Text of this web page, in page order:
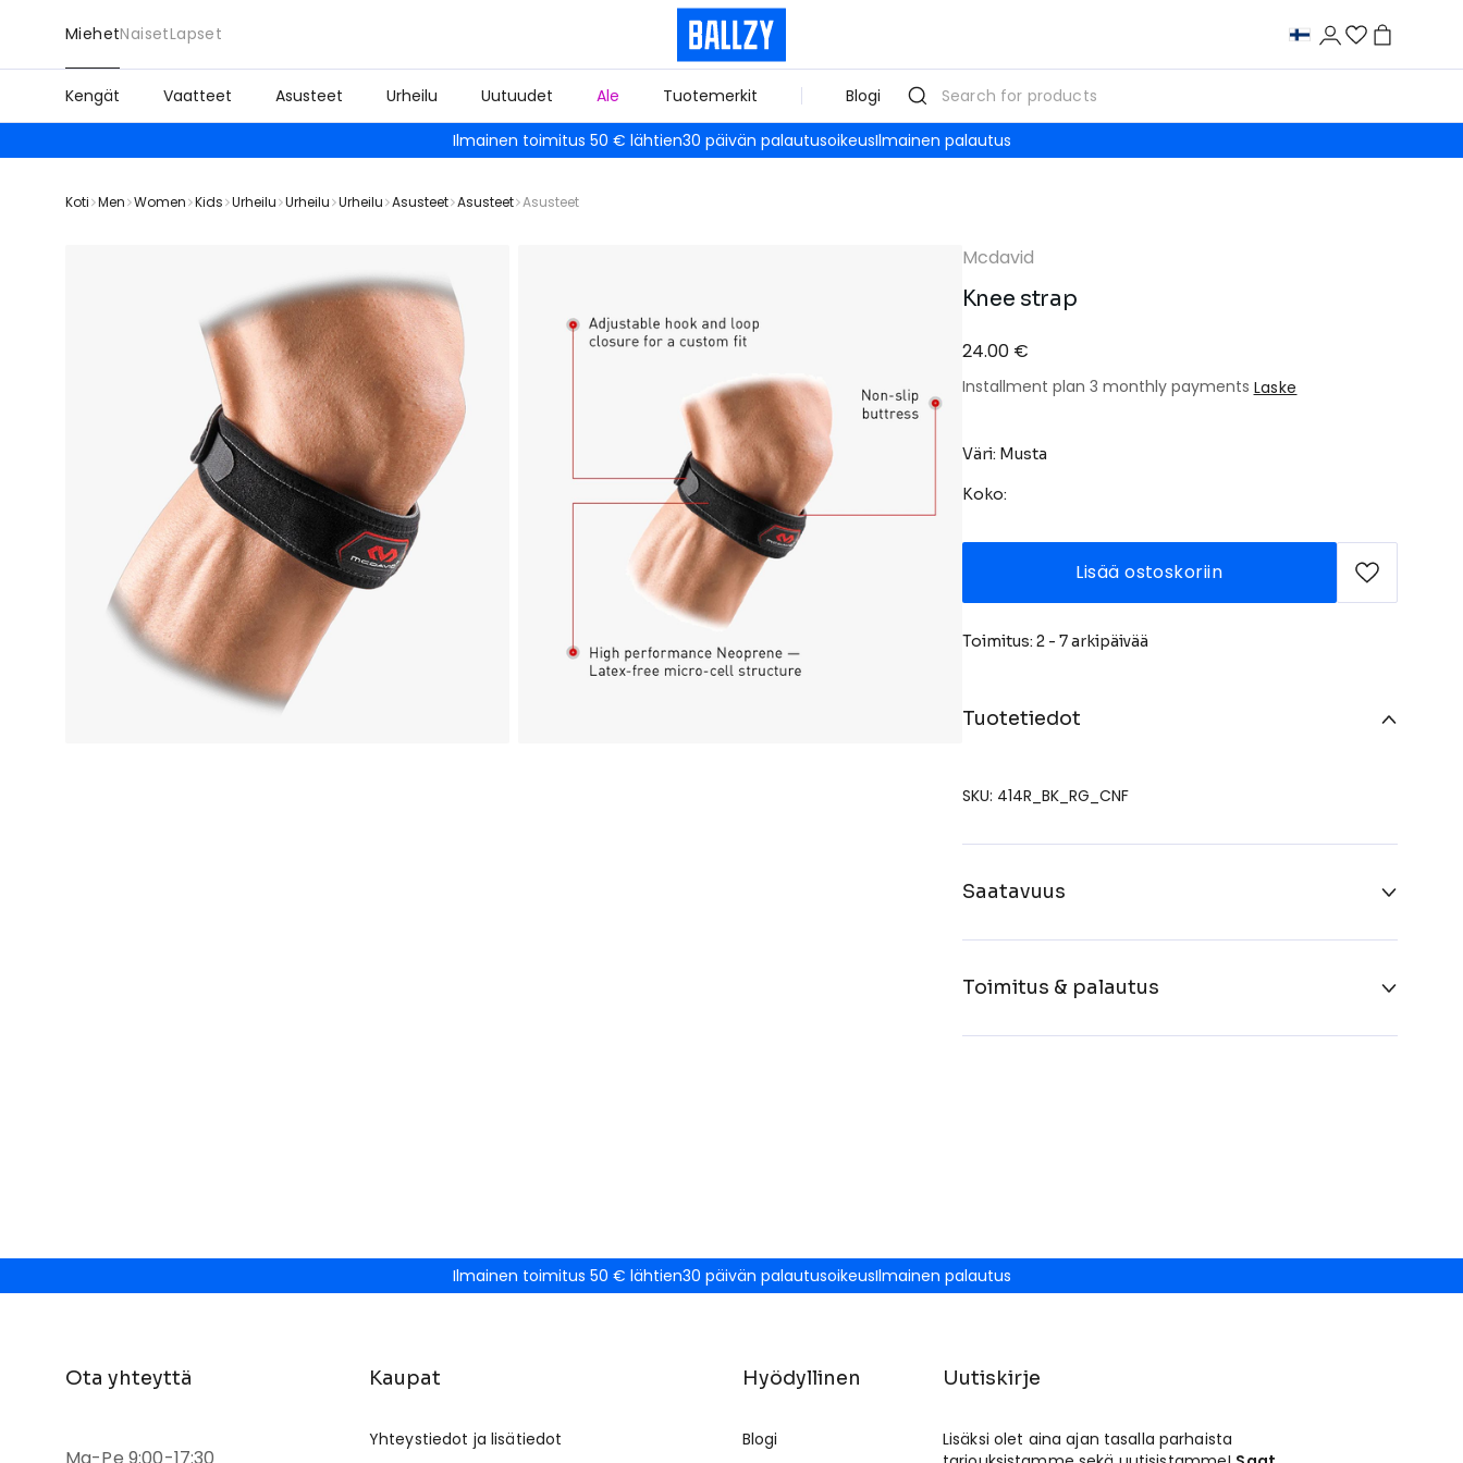
MiehetNaisetLapset
Kengät Vaatteet Asusteet Urheilu Uutuudet Ale Tuotemerkit Blogi
Ilmainen toimitus 50 € lähtien30 päivän palautusoikeusIlmainen palautus
Koti Men Women Kids Urheilu Urheilu Urheilu Asusteet Asusteet Asusteet
Mcdavid
Knee strap
24.00 €
Installment plan 3 monthly payments Laske
Väri: Musta
Koko:
Lisää ostoskoriin
Toimitus: 2 - 7 arkipäivää
Tuotetiedot
SKU: 414R_BK_RG_CNF
Saatavuus
Toimitus & palautus
Ilmainen toimitus 50 € lähtien30 päivän palautusoikeusIlmainen palautus
Ota yhteyttä Kaupat
Yhteystiedot ja lisätiedot
Hyödyllinen
Blogi
Uutiskirje
Lisäksi olet aina ajan tasalla parhaista